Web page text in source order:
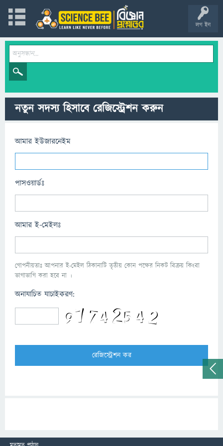
লগ ইন
নতুন সদস্য হিসাবে রেজিস্ট্রেশন করুন
আমার ইউজারনেইম
পাসওয়ার্ডঃ
আমার ই-মেইলঃ
গোপনীয়তাঃ আপনার ই-মেইল ঠিকানাটি তৃতীয় কোন পক্ষের নিকট বিক্রয় কিংবা
ভাগাভাগি করা হবে না ।
অনাযাচিত যাচাইকরণ: